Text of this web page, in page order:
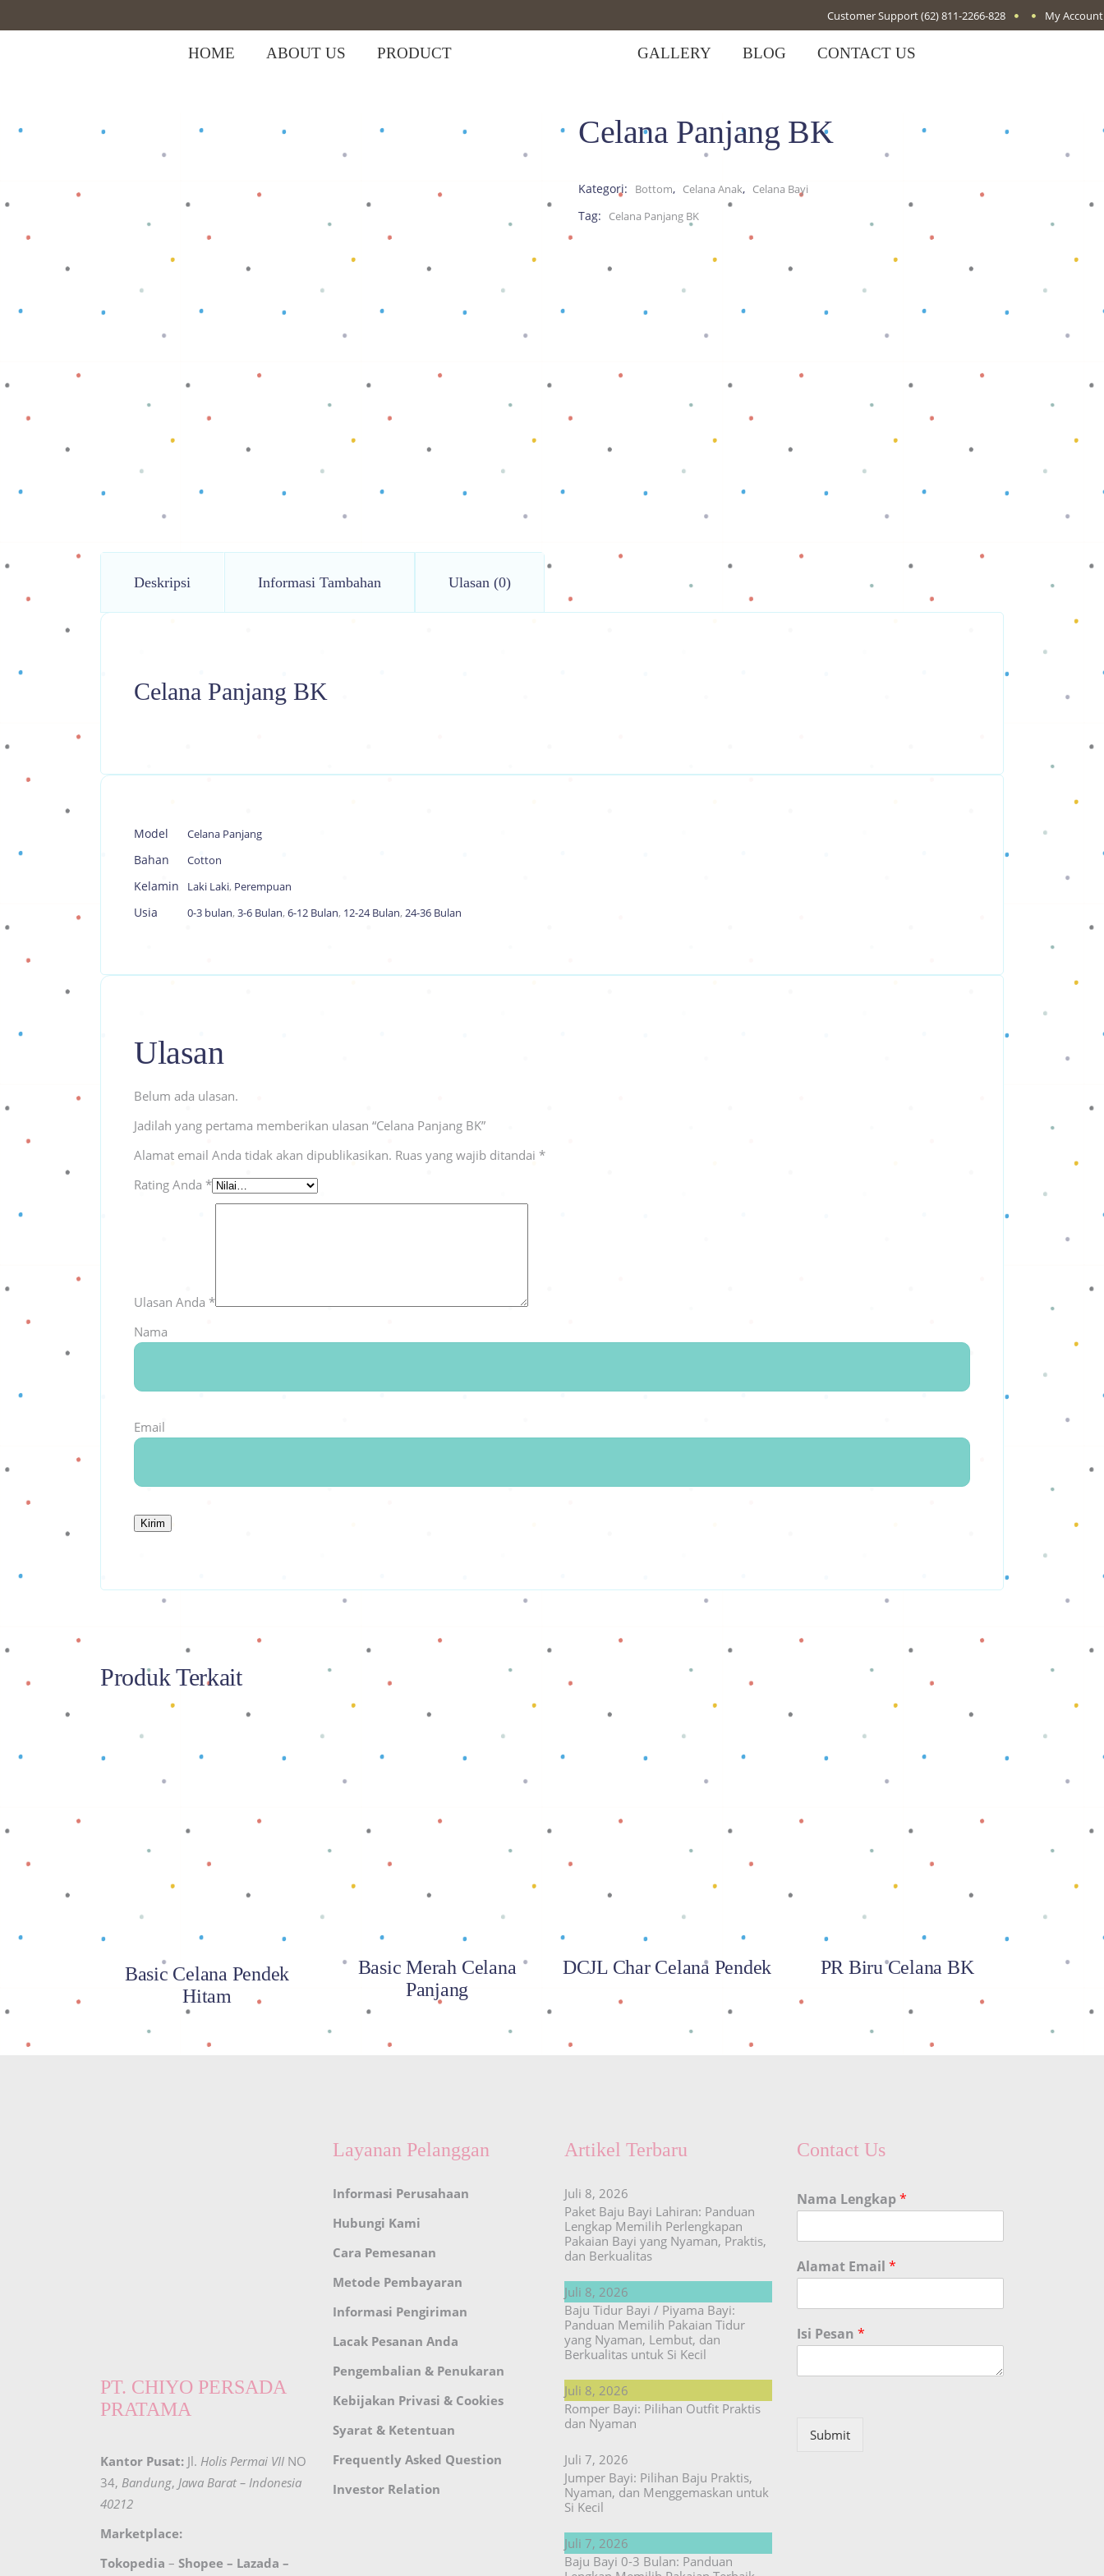
Customer Support(62) 811-2266-828 My Account
HOME ABOUT US PRODUCT GALLERY BLOG CONTACT US
Shop> Celana Anak Celana Bayi Celana Panjang BK Celana Panjang BK
Kategori: Bottom, Celana Anak, Celana Bayi
Tag: Celana Panjang BK
Deskripsi Informasi Tambahan Ulasan (0)
Celana Panjang BK
Model Celana Panjang
Bahan Cotton
Kelamin Laki Laki, Perempuan
Usia 0-3 bulan, 3-6 Bulan, 6-12 Bulan, 12-24 Bulan, 24-36 Bulan
Ulasan
Belum ada ulasan.
Jadilah yang pertama memberikan ulasan “Celana Panjang BK”
Alamat email Anda tidak akan dipublikasikan. Ruas yang wajib ditandai *
Rating Anda *
Ulasan Anda *
Nama
Email
Produk Terkait
Baca selengkapnya
Basic Celana Pendek
Hitam
Baca selengkapnya
Basic Merah Celana
Panjang
Baca selengkapnya
DCJL Char Celana Pendek
Baca selengkapnya
PR Biru Celana BK
PT. CHIYO PERSADA
PRATAMA
Kantor Pusat: Jl. Holis Permai VII NO
34, Bandung, Jawa Barat – Indonesia
40212
Marketplace:
Tokopedia – Shopee – Lazada –
Layanan Pelanggan
Informasi Perusahaan
Hubungi Kami
Cara Pemesanan
Metode Pembayaran
Informasi Pengiriman
Lacak Pesanan Anda
Pengembalian & Penukaran
Kebijakan Privasi & Cookies
Syarat & Ketentuan
Frequently Asked Question
Investor Relation
Artikel Terbaru
Juli 8, 2026
Paket Baju Bayi Lahiran: Panduan
Lengkap Memilih Perlengkapan
Pakaian Bayi yang Nyaman, Praktis,
dan Berkualitas
Juli 8, 2026
Baju Tidur Bayi / Piyama Bayi:
Panduan Memilih Pakaian Tidur
yang Nyaman, Lembut, dan
Berkualitas untuk Si Kecil
Juli 8, 2026
Romper Bayi: Pilihan Outfit Praktis
dan Nyaman
Juli 7, 2026
Jumper Bayi: Pilihan Baju Praktis,
Nyaman, dan Menggemaskan untuk
Si Kecil
Juli 7, 2026
Baju Bayi 0-3 Bulan: Panduan
Contact Us
Nama Lengkap*
Alamat Email *
Isi Pesan *
Submit